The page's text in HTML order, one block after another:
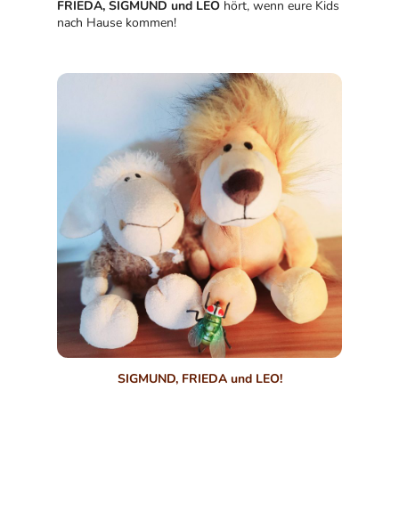
FRIEDA, SIGMUND und LEO hört, wenn eure Kids
nach Hause kommen!
SIGMUND, FRIEDA und LEO!